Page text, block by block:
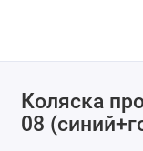
Коляска
08